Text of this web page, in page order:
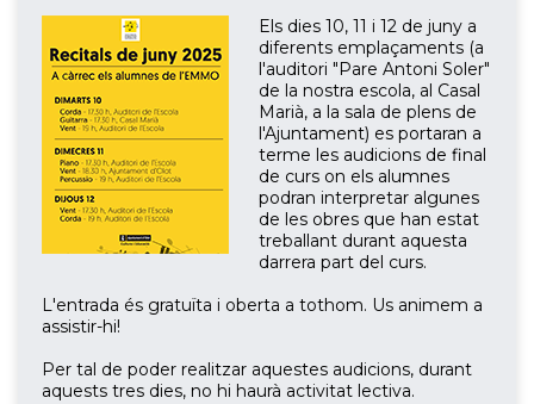
Els dies 10, 11 i 12 de juny a
diferents emplaçaments (a
l'auditori "Pare Antoni Soler"
de la nostra escola, al Casal
Marià, a la sala de plens de
l'Ajuntament) es portaran a
terme les audicions de final
de curs on els alumnes
podran interpretar algunes
de les obres que han estat
treballant durant aquesta
darrera part del curs.
L'entrada és gratuïta i oberta a tothom. Us animem a
assistir-hi!
Per tal de poder realitzar aquestes audicions, durant
aquests tres dies, no hi haurà activitat lectiva.